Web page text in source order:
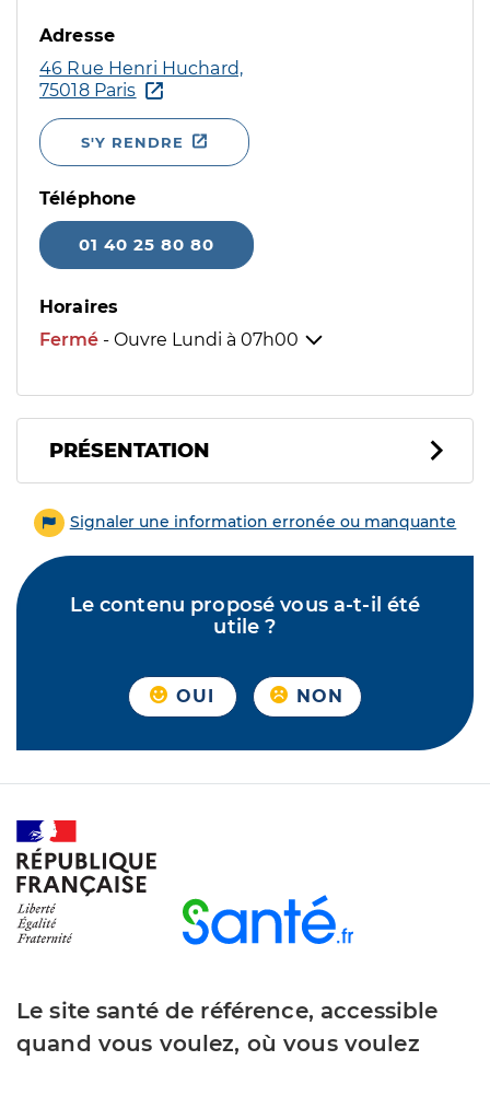
Adresse
46 Rue Henri Huchard,
75018 Paris
S'Y RENDRE
Téléphone
01 40 25 80 80
Horaires
Fermé - Ouvre Lundi à 07h00
PRÉSENTATION
Signaler une information erronée ou manquante
Le contenu proposé vous a-t-il été
utile ?
OUI NON
Le site santé de référence, accessible
quand vous voulez, où vous voulez